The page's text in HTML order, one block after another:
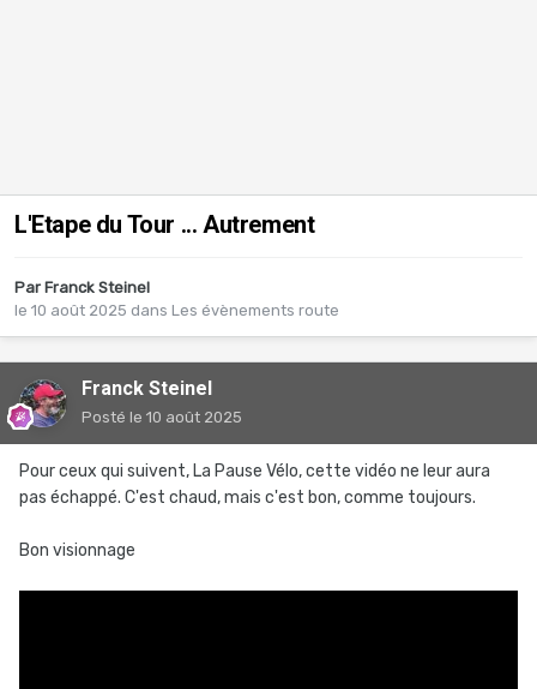
L'Etape du Tour ... Autrement
Par Franck Steinel
le 10 août 2025 dans Les évènements route
Franck Steinel
Posté le 10 août 2025
Pour ceux qui suivent, La Pause Vélo, cette vidéo ne leur aura
pas échappé. C'est chaud, mais c'est bon, comme toujours.
Bon visionnage